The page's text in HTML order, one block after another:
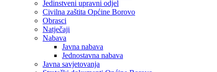
Jedinstveni upravni odjel
Civilna zaštita Općine Borovo
Obrasci
Natječaji
Nabava
Javna nabava
Jednostavna nabava
Javna savjetovanja